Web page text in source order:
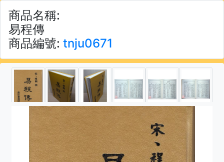
商品名稱:
易程傳
商品編號: tnju0671